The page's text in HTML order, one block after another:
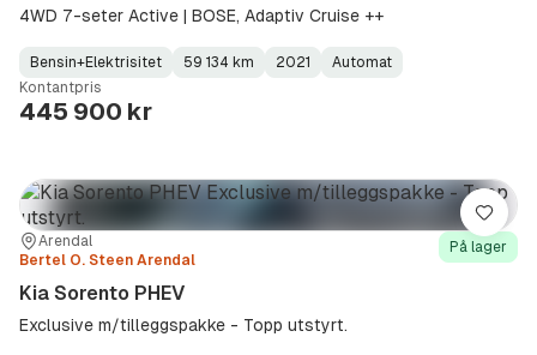
4WD 7-seter Active | BOSE, Adaptiv Cruise ++
Fuel
Type:
Bensin+Elektrisitet
Kilometerstand: 59 134 km
Model
Year:
2021
Gearbox
Type:
Automat
Kontantpris
445 900 kr
Sted:
Arendal
Forhandler:
Bertel O. Steen Arendal
På lager
Kia Sorento PHEV
Exclusive m/tilleggspakke - Topp utstyrt.
Lagre